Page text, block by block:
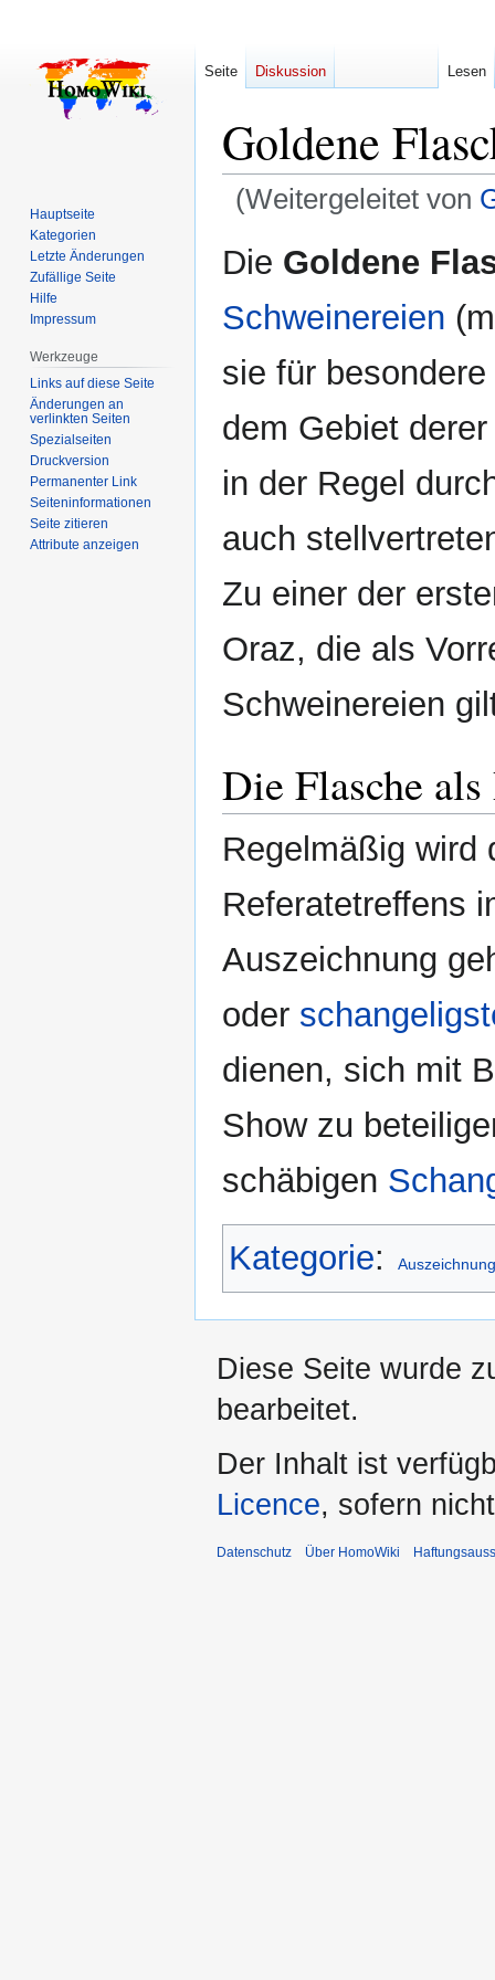
Goldene
(Weitergeleitet von
Navigation
Suche
Die Goldene
Schweinereien
sie für besondere
dem Gebiet
in der Regel
auch
Zu einer der
Oraz, die als
Schweinereien
Die Flasche
Regelmäßig
Referatetreffens
Auszeichnung
oder
dienen, sich mit
Show zu
schäbigen
Kategorie:
Seite Diskussion Lesen
Hauptseite
Kategorien
Letzte Änderungen
Zufällige Seite
Hilfe
Impressum
Werkzeuge
Links auf diese Seite
Änderungen an
verlinkten Seiten
Spezialseiten
Druckversion
Permanenter Link
Seiten­­informationen
Seite zitieren
Attribute anzeigen
Diese Seite wurde
bearbeitet.
Der Inhalt ist
Licence, sofern
Datenschutz Über HomoWiki